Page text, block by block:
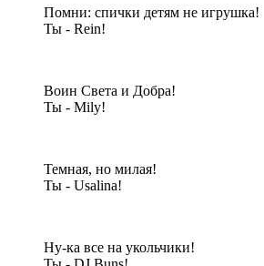
Помни: спички детям не игрушка!
Ты - Rein!
Воин Света и Добра!
Ты - Mily!
Темная, но милая!
Ты - Usalina!
Ну-ка все на укольчики!